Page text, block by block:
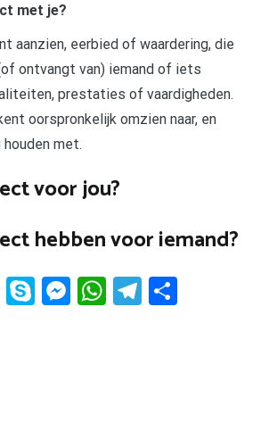
met je?
aanzien, eerbied of waardering, die
ontvangt van) iemand of iets
prestaties of vaardigheden.
oorspronkelijk omzien naar, en
houden met.
voor jou?
hebben voor iemand?
RedditSkypeMessenger
WhatsApp
Telegram